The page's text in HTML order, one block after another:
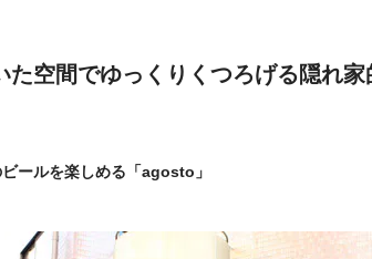
た空間でゆっくりくつろげる隠れ家
ールを楽しめる「agosto」